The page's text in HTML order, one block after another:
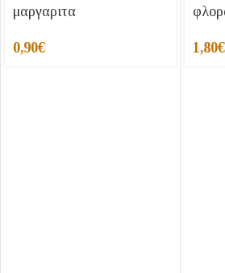
μαργαριτα
0,90€ 1,80€